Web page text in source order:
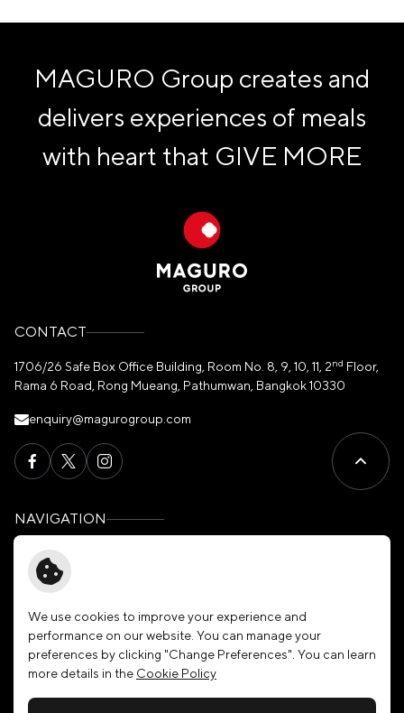
MAGURO Group creates and
delivers experiences of meals
with heart that GIVE MORE
CONTACT
1706/26 Safe Box Office Building, Room No. 8, 9, 10, 11, 2nd Floor,
Rama 6 Road, Rong Mueang, Pathumwan, Bangkok 10330
enquiry@magurogroup.com
NAVIGATION
Home
About Us
Our Brands
Investors
Sustainability
Membership
Join Our Family
We use cookies to improve your experience and
performance on our website. You can manage your
preferences by clicking "Change Preferences". You can learn
more details in the Cookie Policy